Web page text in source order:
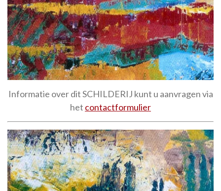
Informatie over dit SCHILDERIJ kunt u aanvragen via
het contactformulier